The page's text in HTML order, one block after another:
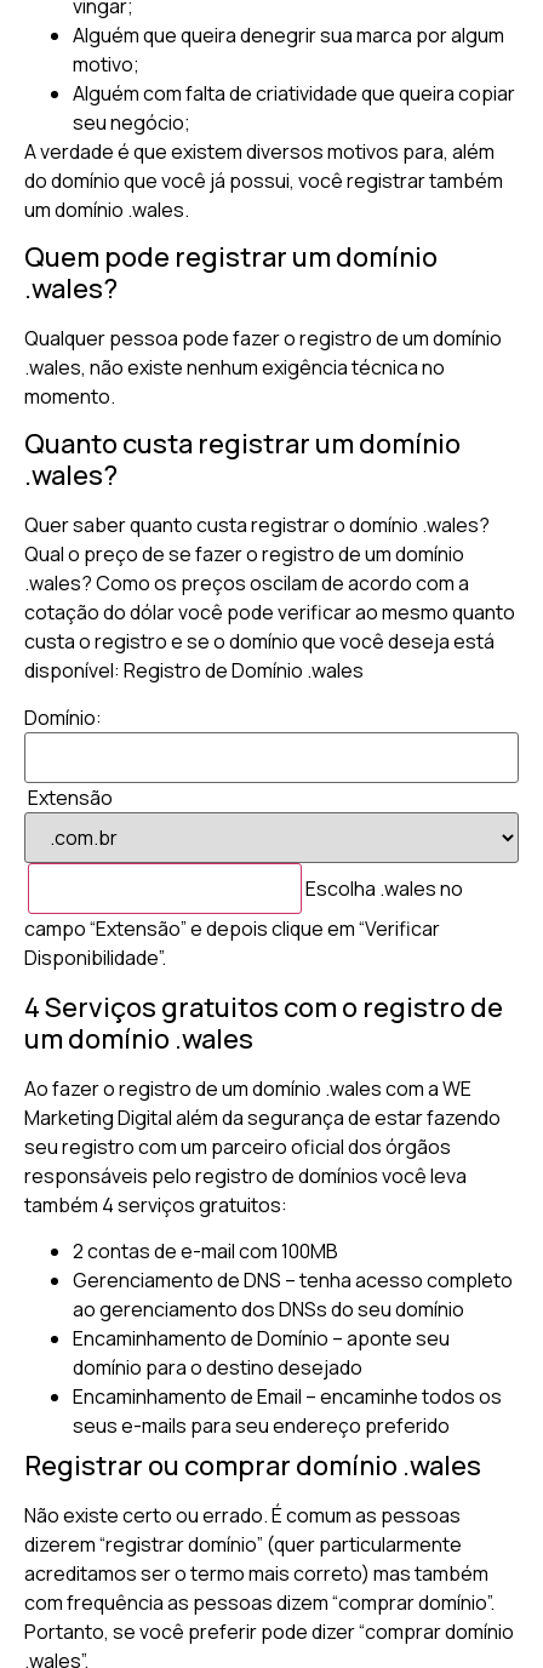
vingar;
Alguém que queira denegrir sua marca por algum
motivo;
Alguém com falta de criatividade que queira copiar
seu negócio;
A verdade é que existem diversos motivos para, além
do domínio que você já possui, você registrar também
um domínio .wales.
Quem pode registrar um domínio
.wales?
Qualquer pessoa pode fazer o registro de um domínio
.wales, não existe nenhum exigência técnica no
momento.
Quanto custa registrar um domínio
.wales?
Quer saber quanto custa registrar o domínio .wales?
Qual o preço de se fazer o registro de um domínio
.wales? Como os preços oscilam de acordo com a
cotação do dólar você pode verificar ao mesmo quanto
custa o registro e se o domínio que você deseja está
disponível: Registro de Domínio .wales
Domínio:
Extensão
Escolha .wales no
campo “Extensão” e depois clique em “Verificar
Disponibilidade”.
4 Serviços gratuitos com o registro de
um domínio .wales
Ao fazer o registro de um domínio .wales com a WE
Marketing Digital além da segurança de estar fazendo
seu registro com um parceiro oficial dos órgãos
responsáveis pelo registro de domínios você leva
também 4 serviços gratuitos:
2 contas de e-mail com 100MB
Gerenciamento de DNS – tenha acesso completo
ao gerenciamento dos DNSs do seu domínio
Encaminhamento de Domínio – aponte seu
domínio para o destino desejado
Encaminhamento de Email – encaminhe todos os
seus e-mails para seu endereço preferido
Registrar ou comprar domínio .wales
Não existe certo ou errado. É comum as pessoas
dizerem “registrar domínio” (quer particularmente
acreditamos ser o termo mais correto) mas também
com frequência as pessoas dizem “comprar domínio”.
Portanto, se você preferir pode dizer “comprar domínio
.wales”.